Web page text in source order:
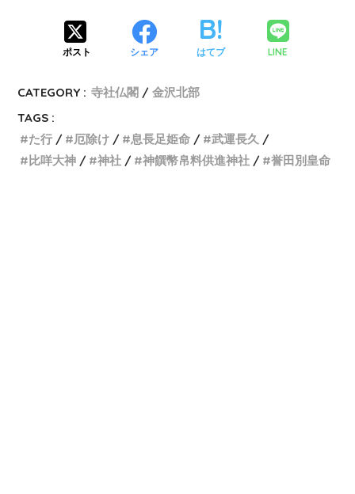
ポスト シェア はてブ LINE
CATEGORY : 寺社仏閣
金沢北部
TAGS :
た行
厄除け 息長足姫命
武運長久
比咩大神
神社 神饌幣帛料供進神社 誉田別皇命